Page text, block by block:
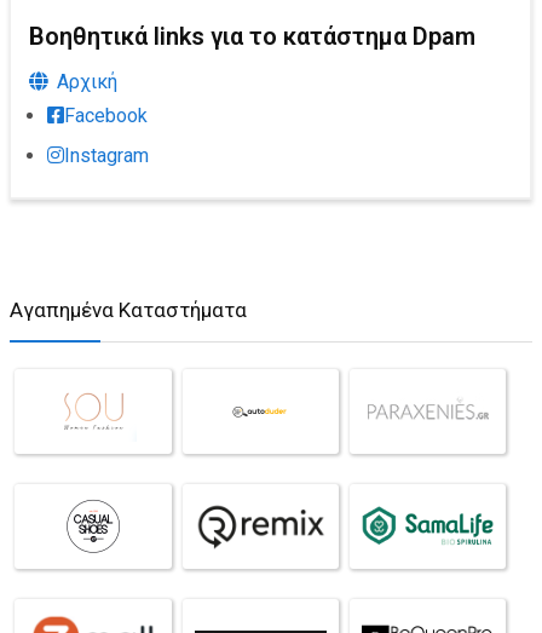
Βοηθητικά links για το κατάστημα Dpam
Αρχική
Facebook
Instagram
Αγαπημένα Καταστήματα